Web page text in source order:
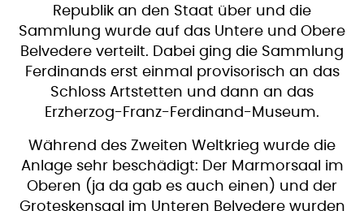
Republik an den Staat über und die
Sammlung wurde auf das Untere und Obere
Belvedere verteilt. Dabei ging die Sammlung
Ferdinands erst einmal provisorisch an das
Schloss Artstetten und dann an das
Erzherzog-Franz-Ferdinand-Museum.
Während des Zweiten Weltkrieg wurde die
Anlage sehr beschädigt: Der Marmorsaal im
Oberen (ja da gab es auch einen) und der
Groteskensaal im Unteren Belvedere wurden